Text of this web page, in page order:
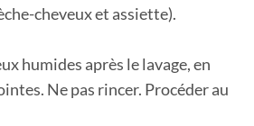
cheveux et assiette).
humides après le lavage, en
Ne pas rincer. Procéder au